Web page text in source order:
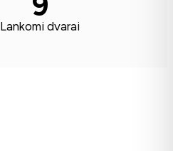
Lankomi dvarai